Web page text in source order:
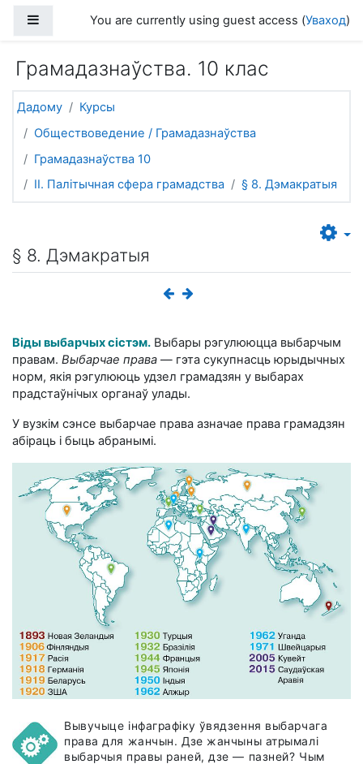
Side panelYou are currently using guest access (Уваход)
Грамадазнаўства. 10 клас
Дадому
Курсы
Обществоведение / Грамадазнаўства
Грамадазнаўства 10
II. Палітычная сфера грамадства
§ 8. Дэмакратыя
§ 8. Дэмакратыя
Віды выбарчых сістэм. Выбары рэгулююцца выбарчым
правам. Выбарчае права — гэта сукупнасць юрыдычных
норм, якія рэгулююць удзел грамадзян у выбарах
прадстаўнічых органаў улады.
У вузкім сэнсе выбарчае права азначае права грамадзян
абіраць і быць абранымі.
Вывучыце інфаграфіку ўвядзення выбарчага
права для жанчын. Дзе жанчыны атрымалі
выбарчыя правы раней, дзе — пазней? Чым